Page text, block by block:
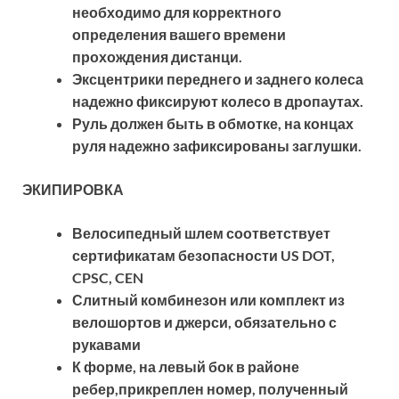
необходимо для корректного
определения вашего времени
прохождения дистанци.
Эксцентрики переднего и заднего колеса
надежно фиксируют колесо в дропаутах.
Руль должен быть в обмотке, на концах
руля надежно зафиксированы заглушки.
ЭКИПИРОВКА
Велосипедный шлем соответствует
сертификатам безопасности US DOT,
CPSC, CEN
Слитный комбинезон или комплект из
велошортов и джерси, обязательно с
рукавами
К форме, на левый бок в районе
ребер,прикреплен номер, полученный